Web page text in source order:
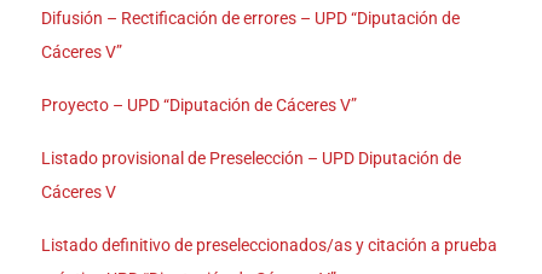
Difusión – Rectificación de errores – UPD “Diputación de
Cáceres V”
Proyecto – UPD “Diputación de Cáceres V”
Listado provisional de Preselección – UPD Diputación de
Cáceres V
Listado definitivo de preseleccionados/as y citación a prueba